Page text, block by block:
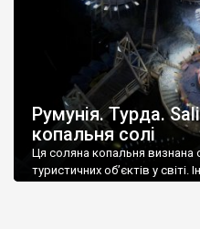
Румунія. Турда.
копальня солі
Ця соляна копальня визнана
туристичних об’єктів у